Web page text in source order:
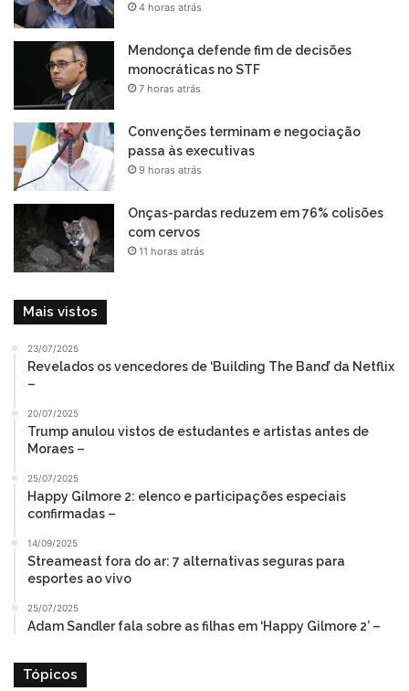
4 horas atrás
Mendonça defende fim de decisões
monocráticas no STF
7 horas atrás
Convenções terminam e negociação
passa às executivas
9 horas atrás
Onças-pardas reduzem em 76% colisões
com cervos
11 horas atrás
Mais vistos
23/07/2025
Revelados os vencedores de ‘Building The Band’ da Netflix
–
20/07/2025
Trump anulou vistos de estudantes e artistas antes de
Moraes –
25/07/2025
Happy Gilmore 2: elenco e participações especiais
confirmadas –
14/09/2025
Streameast fora do ar: 7 alternativas seguras para
esportes ao vivo
25/07/2025
Adam Sandler fala sobre as filhas em ‘Happy Gilmore 2’ –
Tópicos